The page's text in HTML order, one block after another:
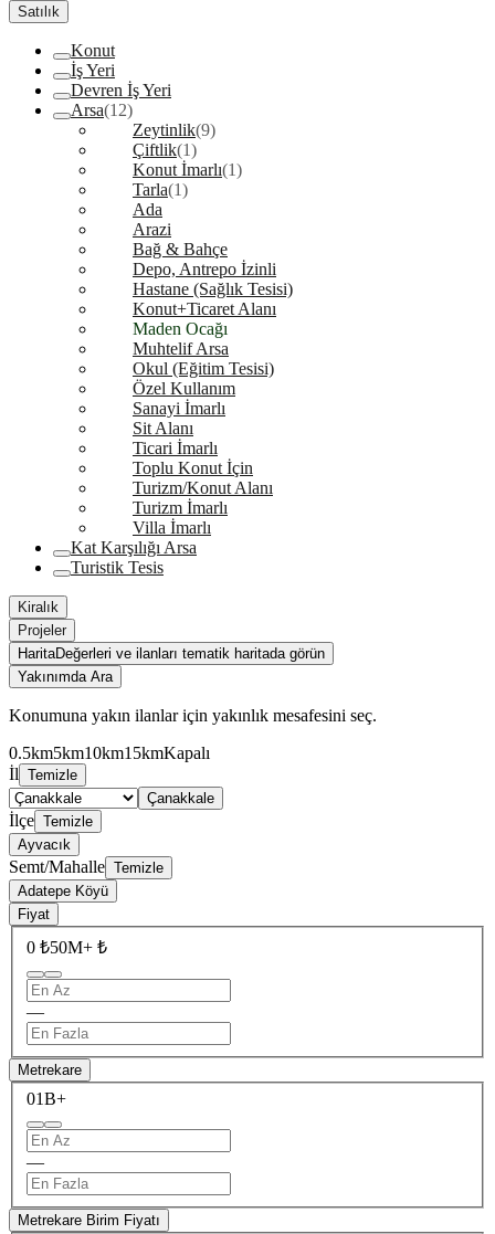
Satılık
Konut
İş Yeri
Devren İş Yeri
Arsa(12)
Zeytinlik(9)
Çiftlik(1)
Konut İmarlı(1)
Tarla(1)
Ada
Arazi
Bağ & Bahçe
Depo, Antrepo İzinli
Hastane (Sağlık Tesisi)
Konut+Ticaret Alanı
Maden Ocağı
Muhtelif Arsa
Okul (Eğitim Tesisi)
Özel Kullanım
Sanayi İmarlı
Sit Alanı
Ticari İmarlı
Toplu Konut İçin
Turizm/Konut Alanı
Turizm İmarlı
Villa İmarlı
Kat Karşılığı Arsa
Turistik Tesis
Kiralık
Projeler
HaritaDeğerleri ve ilanları tematik haritada görün
Yakınımda Ara
Konumuna yakın ilanlar için yakınlık mesafesini seç.
0.5km5km10km15kmKapalı
İl Temizle
Çanakkale
İlçe Temizle
Ayvacık
Semt/Mahalle Temizle
Adatepe Köyü
Fiyat
0 ₺50M+ ₺
—
Metrekare
01B+
—
Metrekare Birim Fiyatı